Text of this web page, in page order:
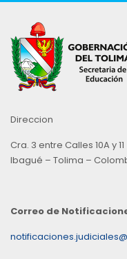
Direccion
Cra. 3 entre Calles 10A y 11
Ibagué – Tolima –
Correo de